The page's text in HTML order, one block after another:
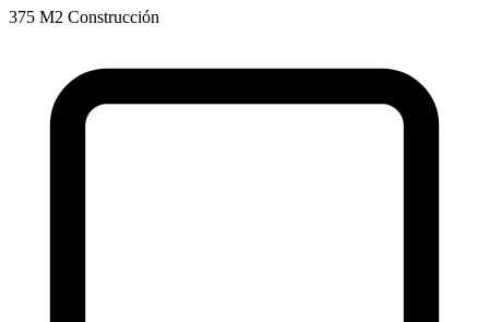
375 M2 Construcción